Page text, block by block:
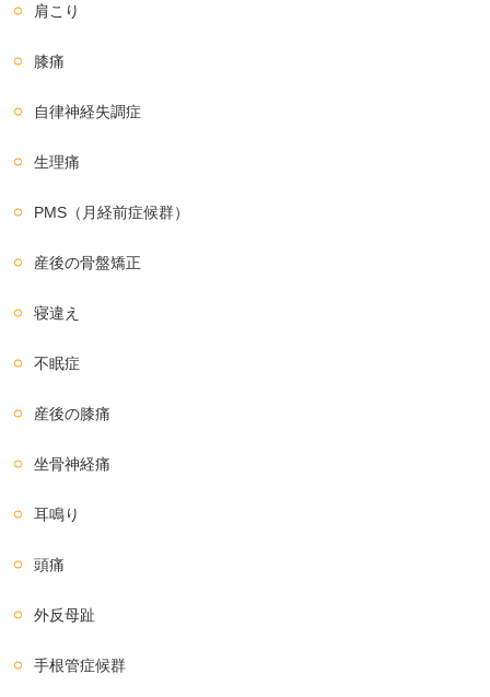
肩こり
膝痛
自律神経失調症
生理痛
PMS（月経前症候群）
産後の骨盤矯正
寝違え
不眠症
産後の膝痛
坐骨神経痛
耳鳴り
頭痛
外反母趾
手根管症候群